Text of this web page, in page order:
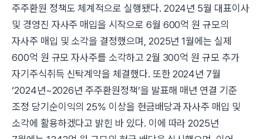
주주환원 정책도 체계적으로 실행됐다. 2024년 5월 대표이사
및 경영진 자사주 매입을 시작으로 6월 600억 원 규모의
자사주 매입 및 소각을 결정했으며, 2025년 1월에는 실제
600억 원 규모 자사주를 소각하고 2월 300억 원 규모 추가
자기주식취득 신탁계약을 체결했다. 또한 2024년 7월
‘2024년~2026년 주주환원정책’을 발표해 매년 연결 기준
조정 당기순이익의 25% 이상을 현금배당과 자사주 매입 및
소각에 활용하겠다고 밝힌 바 있다. 이에 따라 2025년